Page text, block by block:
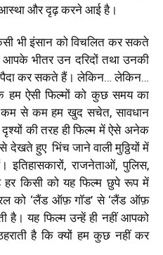
आस्था और दृढ़ करने आई है।
भी इंसान को विचलित कर सकते
भीतर उन दरिदों तथा उनकी
पैदा कर सकते हैं। लेकिन… लेकिन…
हम ऐसी फिल्मों को कुछ समय का
कम से कम हम खुद सचेत, सावधान
की तरह ही फिल्म में ऐसे अनेक
हुए भिंच जाने वाली मुठ्ठियों में
राजनेताओं, पुलिस,
हर किसी को यह फिल्म छुपे रूप में
को ‘लैंड ऑफ़ गॉड’ से ‘लैंड ऑफ़
है। यह फिल्म उन्हें ही नहीं आपको
है कि क्यों हम कुछ नहीं कर